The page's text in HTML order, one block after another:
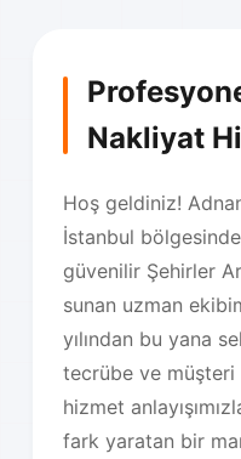
Nakliyat
Hoş geldiniz!
İstanbul
güvenilir Şehirler
sunan uzman
yılından bu yana
tecrübe ve müşteri
hizmet
fark yaratan bir